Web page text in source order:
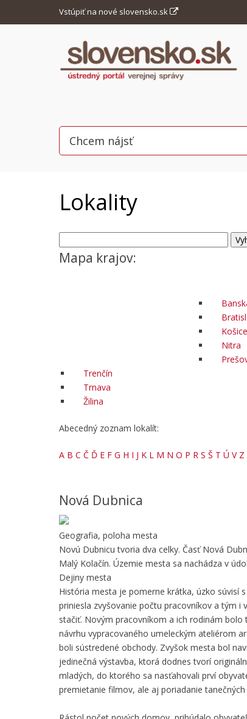
Vstúpiť na nové slovensko.sk
Lokality
Mapa krajov:
Košice
Nitra
Trenčín
Trnava
Žilina
Abecedný zoznam lokalít:
A B C Č Ď E F G H I J K L M N O P R S Š T Ú V Z
Nová Dubnica
Geografia, poloha mesta
Novú Dubnicu tvoria dva celky. Časť Nová
Malý Kolačín. Územie mesta sa nachádza v
Dejiny mesta
História mesta je pomerne krátka, úzko súvisí
priniesla zvyšovanie počtu pracovníkov a tým i
stačiť. Novým pracovníkom a ich rodinám bolo
návrhu vypracovaného umeleckým ateliérom
boli sústredené obchody. Zvyšok mesta bol
jedinečná výstavba, ktorá dodnes tvorí
mladých, do ktorého sa nasťahovali prví
premietanie filmov, ale aj poriadanie tanečných